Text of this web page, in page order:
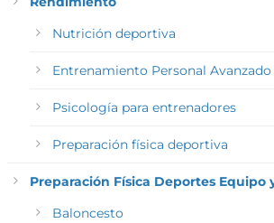
Nutrición deportiva
Entrenamiento Personal Avanzado
Psicología para entrenadores
Preparación física deportiva
Preparación Física Deportes Equipo
Baloncesto